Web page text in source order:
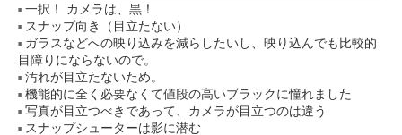
一択！ カメラは、黒！
スナップ向き（目立たない）
ガラスなどへの映り込みを減らしたいし、映り込んでも比較的
目障りにならないので。
汚れが目立たないため。
機能的に全く必要なくて値段の高いブラックに憧れました
写真が目立つべきであって、カメラが目立つのは違う
スナップシューターは影に潜む